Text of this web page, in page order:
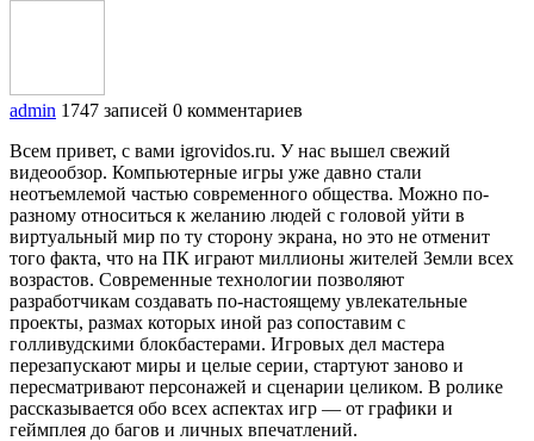
admin 1747 записей 0 комментариев
Всем привет, с вами igrovidos.ru. У нас вышел свежий
видеообзор. Компьютерные игры уже давно стали
неотъемлемой частью современного общества. Можно по-
разному относиться к желанию людей с головой уйти в
виртуальный мир по ту сторону экрана, но это не отменит
того факта, что на ПК играют миллионы жителей Земли всех
возрастов. Современные технологии позволяют
разработчикам создавать по-настоящему увлекательные
проекты, размах которых иной раз сопоставим с
голливудскими блокбастерами. Игровых дел мастера
перезапускают миры и целые серии, стартуют заново и
пересматривают персонажей и сценарии целиком. В ролике
рассказывается обо всех аспектах игр — от графики и
геймплея до багов и личных впечатлений.